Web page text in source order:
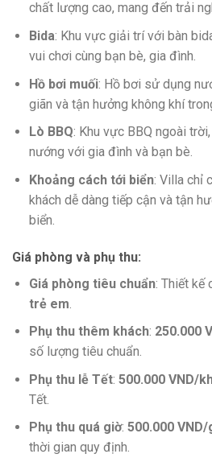
chất lượng cao, mang đến trải
Bida: Khu vực giải trí với bàn
vui chơi cùng bạn bè, gia đình.
Hồ bơi muối: Hồ bơi sử dụng
giãn và tận hưởng không khí
Lò BBQ: Khu vực BBQ ngoài
nướng với gia đình và bạn bè.
Khoảng cách tới biển: Villa chỉ
khách dễ dàng tiếp cận và tận
biển.
Giá phòng và phụ thu:
Giá phòng tiêu chuẩn: Thiết kế
trẻ em
Phụ thu thêm khách: 250.000
số lượng tiêu chuẩn.
Phụ thu lễ Tết: 500.000 VND/
Tết.
Phụ thu quá giờ: 500.000 VND/
thời gian quy định.